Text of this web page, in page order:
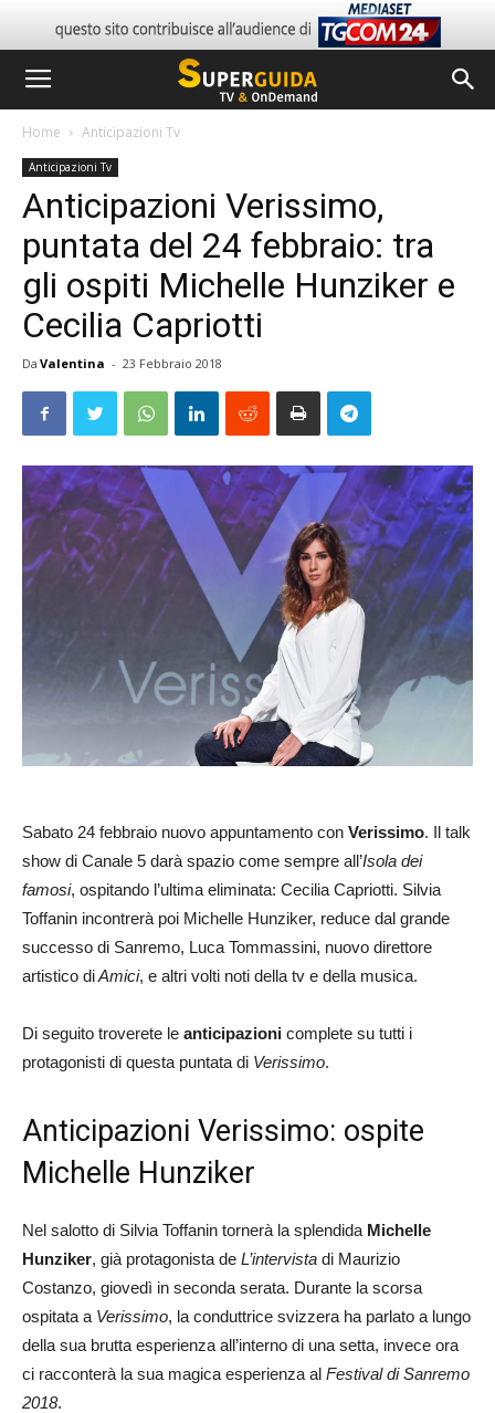
Home Anticipazioni Tv
Anticipazioni Tv
Anticipazioni Verissimo,
puntata del 24 febbraio: tra
gli ospiti Michelle Hunziker e
Cecilia Capriotti
Da Valentina - 23 Febbraio 2018
Sabato 24 febbraio nuovo appuntamento con Verissimo. Il talk
show di Canale 5 darà spazio come sempre all’Isola dei
famosi, ospitando l’ultima eliminata: Cecilia Capriotti. Silvia
Toffanin incontrerà poi Michelle Hunziker, reduce dal grande
successo di Sanremo, Luca Tommassini, nuovo direttore
artistico diAmici, e altri volti noti della tv e della musica.
Di seguito troverete le anticipazioni complete su tutti i
protagonisti di questa puntata di Verissimo.
Anticipazioni Verissimo: ospite
Michelle Hunziker
Nel salotto di Silvia Toffanin tornerà la splendida Michelle
Hunziker, già protagonista de L’intervista di Maurizio
Costanzo, giovedì in seconda serata. Durante la scorsa
ospitata a Verissimo, la conduttrice svizzera ha parlato a lungo
della sua brutta esperienza all’interno di una setta, invece ora
ci racconterà la sua magica esperienza al Festival di Sanremo
2018.